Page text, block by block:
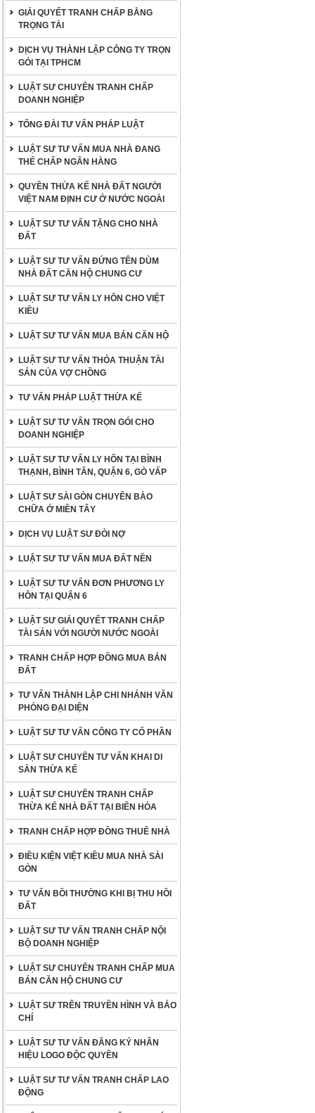
GIẢI QUYẾT TRANH CHẤP BẰNG
TRỌNG TÀI
DỊCH VỤ THÀNH LẬP CÔNG TY TRỌN
GÓI TẠI TPHCM
LUẬT SƯ CHUYÊN TRANH CHẤP
DOANH NGHIỆP
TỔNG ĐÀI TƯ VẤN PHÁP LUẬT
LUẬT SƯ TƯ VẤN MUA NHÀ ĐANG
THẾ CHẤP NGÂN HÀNG
QUYỀN THỪA KẾ NHÀ ĐẤT NGƯỜI
VIỆT NAM ĐỊNH CƯ Ở NƯỚC NGOÀI
LUẬT SƯ TƯ VẤN TẶNG CHO NHÀ
ĐẤT
LUẬT SƯ TƯ VẤN ĐỨNG TÊN DÙM
NHÀ ĐẤT CĂN HỘ CHUNG CƯ
LUẬT SƯ TƯ VẤN LY HÔN CHO VIỆT
KIỀU
LUẬT SƯ TƯ VẤN MUA BÁN CĂN HỘ
LUẬT SƯ TƯ VẤN THỎA THUẬN TÀI
SẢN CỦA VỢ CHỒNG
TƯ VẤN PHÁP LUẬT THỪA KẾ
LUẬT SƯ TƯ VẤN TRỌN GÓI CHO
DOANH NGHIỆP
LUẬT SƯ TƯ VẤN LY HÔN TẠI BÌNH
THẠNH, BÌNH TÂN, QUẬN 6, GÒ VẤP
LUẬT SƯ SÀI GÒN CHUYÊN BÀO
CHỮA Ở MIỀN TÂY
DỊCH VỤ LUẬT SƯ ĐÒI NỢ
LUẬT SƯ TƯ VẤN MUA ĐẤT NỀN
LUẬT SƯ TƯ VẤN ĐƠN PHƯƠNG LY
HÔN TẠI QUẬN 6
LUẬT SƯ GIẢI QUYẾT TRANH CHẤP
TÀI SẢN VỚI NGƯỜI NƯỚC NGOÀI
TRANH CHẤP HỢP ĐỒNG MUA BÁN
ĐẤT
TƯ VẤN THÀNH LẬP CHI NHÁNH VĂN
PHÒNG ĐẠI DIỆN
LUẬT SƯ TƯ VẤN CÔNG TY CỔ PHẦN
LUẬT SƯ CHUYÊN TƯ VẤN KHAI DI
SẢN THỪA KẾ
LUẬT SƯ CHUYÊN TRANH CHẤP
THỪA KẾ NHÀ ĐẤT TẠI BIÊN HÒA
TRANH CHẤP HỢP ĐỒNG THUÊ NHÀ
ĐIỀU KIỆN VIỆT KIỀU MUA NHÀ SÀI
GÒN
TƯ VẤN BỒI THƯỜNG KHI BỊ THU HỒI
ĐẤT
LUẬT SƯ TƯ VẤN TRANH CHẤP NỘI
BỘ DOANH NGHIỆP
LUẬT SƯ CHUYÊN TRANH CHẤP MUA
BÁN CĂN HỘ CHUNG CƯ
LUẬT SƯ TRÊN TRUYỀN HÌNH VÀ BÁO
CHÍ
LUẬT SƯ TƯ VẤN ĐĂNG KÝ NHÃN
HIỆU LOGO ĐỘC QUYỀN
LUẬT SƯ TƯ VẤN TRANH CHẤP LAO
ĐỘNG